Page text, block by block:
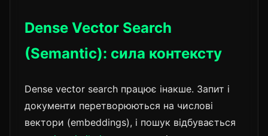
Dense Vector Search
(Semantic): сила контексту
Dense vector search працює інакше. Запит і
документи перетворюються на числові
вектори (embeddings), і пошук відбувається